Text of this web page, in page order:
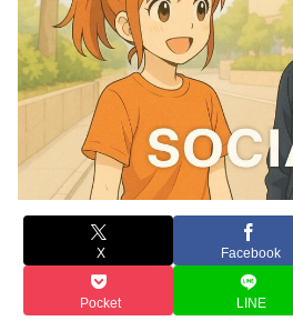
X Facebook
Pocket LINE